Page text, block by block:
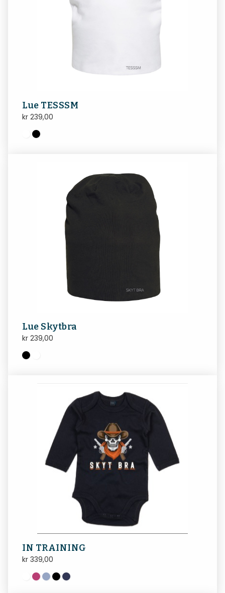
Lue TESSSM
kr 239,00
Lue Skytbra
kr 239,00
IN TRAINING
kr 339,00